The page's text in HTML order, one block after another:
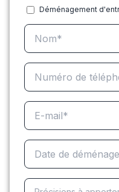
Déménagement